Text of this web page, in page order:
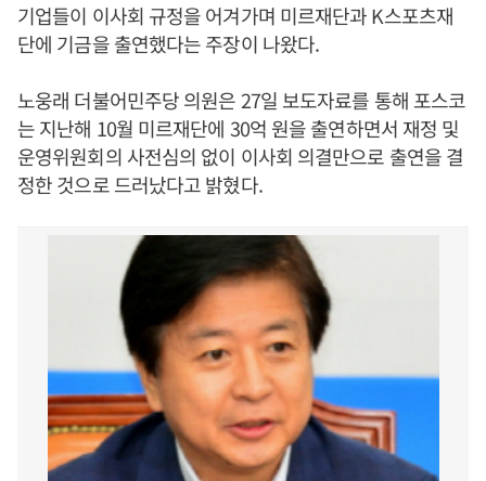
기업들이 이사회 규정을 어겨가며 미르재단과 K스포츠재
단에 기금을 출연했다는 주장이 나왔다.
노웅래 더불어민주당 의원은 27일 보도자료를 통해 포스코
는 지난해 10월 미르재단에 30억 원을 출연하면서 재정 및
운영위원회의 사전심의 없이 이사회 의결만으로 출연을 결
정한 것으로 드러났다고 밝혔다.